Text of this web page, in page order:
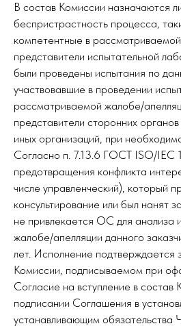
В состав Комиссии назначаются
беспристрастность процесса,
компетентные в
представители испытательной
были проведены испытания по
участвовавшие в проведении
рассматриваемой жалобе/
представители сторонних
иных организаций, при
Согласно п. 7.13.6 ГОСТ ISO/IEC
предотвращения конфликта
числе управленческий), который
консультирование или был нанят
не привлекается ОС для анализа
жалобе/апелляции данного
лет. Исполнение подтверждается
Комиссии, подписываемом при
Согласие на вступление в
подписании Соглашения в
устанавливающим обязательства